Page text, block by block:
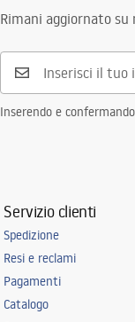
5 anni
Rimani aggiornato
Inserendo e
Servizio clienti
Spedizione
Resi e reclami
Pagamenti
Catalogo